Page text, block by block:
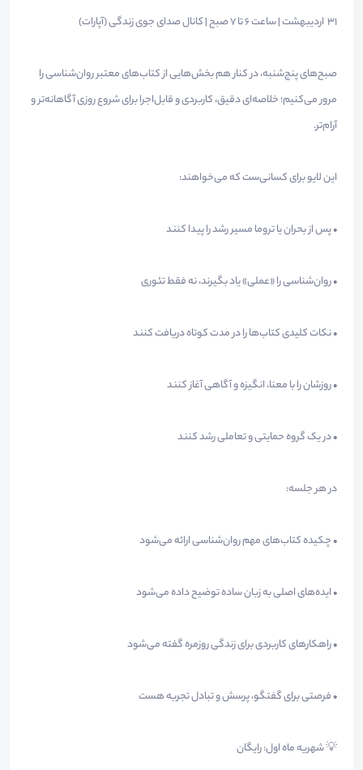
31 اردیبهشت | ساعت ۶ تا ۷ صبح | کانال صدای جوی زندگی (آپارات)
صبح‌های پنج‌شنبه، در کنار هم بخش‌هایی از کتاب‌های معتبر روان‌شناسی را
مرور می‌کنیم؛ خلاصه‌ای دقیق، کاربردی و قابل‌اجرا برای شروع روزی آگاهانه‌تر و
آرام‌تر.
این لایو برای کسانی‌ست که می‌خواهند:
• پس از بحران یا تروما مسیر رشد را پیدا کنند
• روان‌شناسی را «عملی» یاد بگیرند، نه فقط تئوری
• نکات کلیدی کتاب‌ها را در مدت کوتاه دریافت کنند
• روزشان را با معنا، انگیزه و آگاهی آغاز کنند
• در یک گروه حمایتی و تعاملی رشد کنند
در هر جلسه:
• چکیده کتاب‌های مهم روان‌شناسی ارائه می‌شود
• ایده‌های اصلی به زبان ساده توضیح داده می‌شود
• راهکارهای کاربردی برای زندگی روزمره گفته می‌شود
• فرصتی برای گفتگو، پرسش و تبادل تجربه هست
💡 شهریه ماه اول: رایگان